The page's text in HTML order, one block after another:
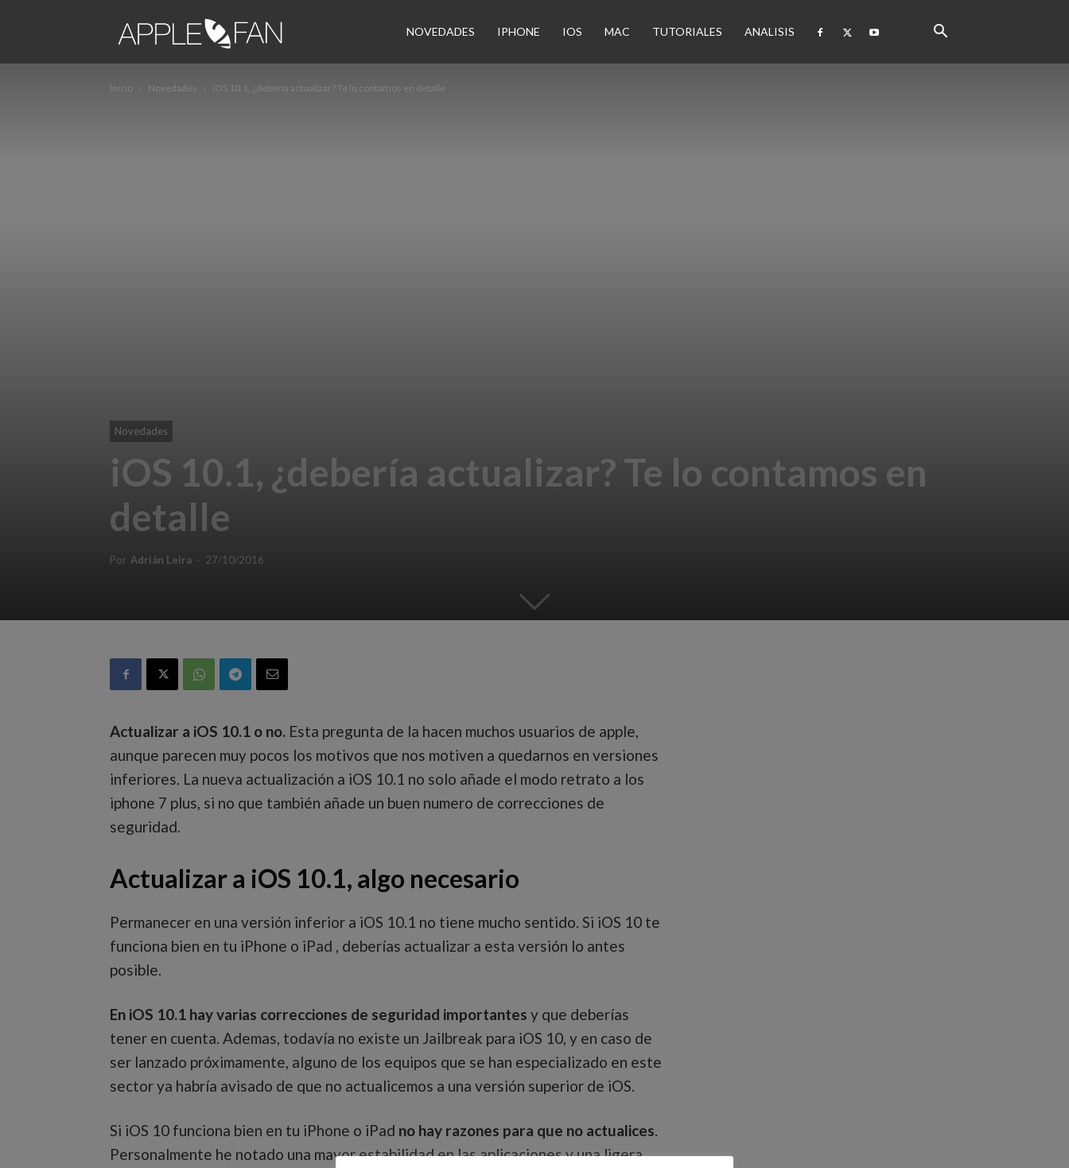
NOVEDADES IPHONE IOS MAC TUTORIALES ANALISIS
Inicio Novedades iOS 10.1, ¿debería actualizar? Te lo contamos en detalle
Novedades
iOS 10.1, ¿debería actualizar? Te lo contamos en
detalle
Por Adrián Leira - 27/10/2016
Actualizar a iOS 10.1 o no. Esta pregunta de la hacen muchos usuarios de apple,
aunque parecen muy pocos los motivos que nos motiven a quedarnos en versiones
inferiores. La nueva actualización a iOS 10.1 no solo añade el modo retrato a los
iphone 7 plus, si no que también añade un buen numero de correcciones de
seguridad.
Actualizar a iOS 10.1, algo necesario
Permanecer en una versión inferior a iOS 10.1 no tiene mucho sentido. Si iOS 10 te
funciona bien en tu iPhone o iPad , deberías actualizar a esta versión lo antes
posible.
En iOS 10.1 hay varias correcciones de seguridad importantes y que deberías
tener en cuenta. Ademas, todavía no existe un Jailbreak para iOS 10, y en caso de
ser lanzado próximamente, alguno de los equipos que se han especializado en este
sector ya habría avisado de que no actualicemos a una versión superior de iOS.
Si iOS 10 funciona bien en tu iPhone o iPad no hay razones para que no actualices.
Personalmente he notado una mayor estabilidad en las aplicaciones y una ligera